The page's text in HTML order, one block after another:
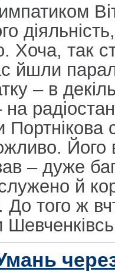
Хоча, так
йшли
– в
на
Його
– дуже
й
До того ж